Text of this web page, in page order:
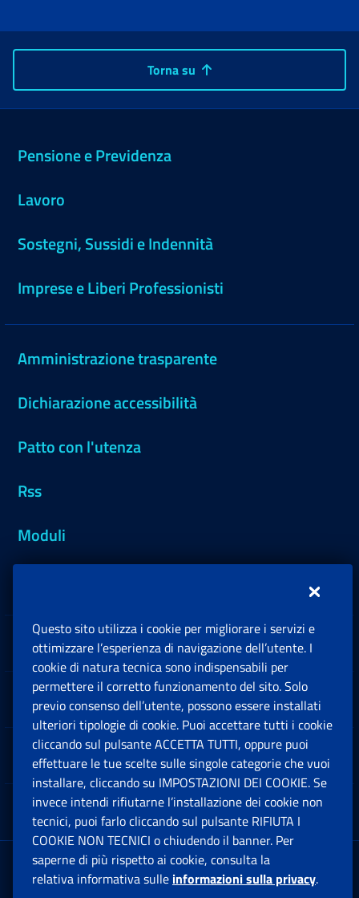
Torna su
Pensione e Previdenza
Lavoro
Sostegni, Sussidi e Indennità
Imprese e Liberi Professionisti
Amministrazione trasparente
Dichiarazione accessibilità
Patto con l'utenza
Rss
Moduli
Sedi e Contatti
Software
Note Legali
App mobile
Sede Legale : Via Ciro il Grande, 21
00144 Roma
Questo sito utilizza i cookie per migliorare i servizi e
ottimizzare l’esperienza di navigazione dell’utente. I
cookie di natura tecnica sono indispensabili per
permettere il corretto funzionamento del sito. Solo
previo consenso dell’utente, possono essere installati
ulteriori tipologie di cookie. Puoi accettare tutti i cookie
cliccando sul pulsante ACCETTA TUTTI, oppure puoi
effettuare le tue scelte sulle singole categorie che vuoi
installare, cliccando su IMPOSTAZIONI DEI COOKIE. Se
invece intendi rifiutarne l’installazione dei cookie non
tecnici, puoi farlo cliccando sul pulsante RIFIUTA I
COOKIE NON TECNICI o chiudendo il banner. Per
saperne di più rispetto ai cookie, consulta la
relativa informativa sulle informazioni sulla privacy.